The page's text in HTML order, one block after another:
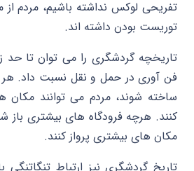
تفریحی لوکس نداشته باشیم، مردم
توریست بودن داشته اند.
تاریخچه گردشگری را می توان تا
فن آوری در حمل و نقل نسبت داد.
ساخته شوند، مردم می توانند مکان
کنند. هرچه فرودگاه های بیشتری باز
مکان های بیشتری پرواز کنند.
تاریخ گردشگری نیز ارتباط تنگاتنگی